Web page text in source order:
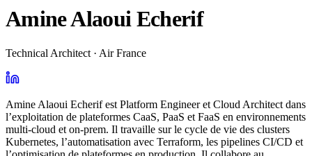
Amine Alaoui Echerif
Technical Architect · Air France
Amine Alaoui Echerif est Platform Engineer et Cloud Architect dans
l’exploitation de plateformes CaaS, PaaS et FaaS en environnements
multi-cloud et on-prem. Il travaille sur le cycle de vie des clusters
Kubernetes, l’automatisation avec Terraform, les pipelines CI/CD et